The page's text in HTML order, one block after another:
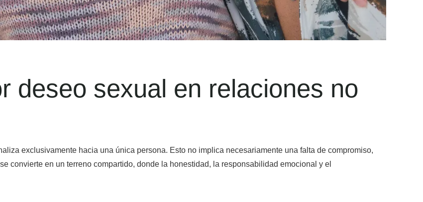
deseo sexual en relaciones no
exclusivamente hacia una única persona. Esto no implica necesariamente una falta de compromiso,
convierte en un terreno compartido, donde la honestidad, la responsabilidad emocional y el